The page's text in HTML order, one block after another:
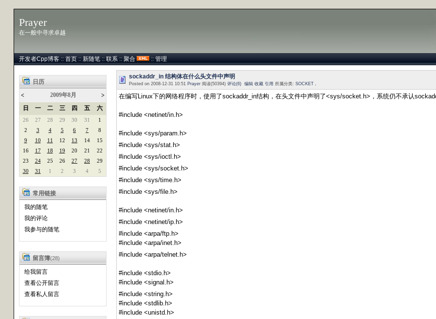
Prayer
在一般中寻求卓越
开发者Cpp博客 :: 首页 :: 新随笔 :: 联系 :: 聚合 :: 管理
日历
<
2009年8月
>
日
一 二 三 四 五 六
26 27 28 29 30 31
1
2
3 4 5 6 7
8
9
10 11 12 13 14
15
16
17 18 19 20 21
22
23
24 25 26 27 28
29
30
31 1 2 3 4 5
常用链接
我的随笔
我的评论
我参与的随笔
留言簿(28)
给我留言
查看公开留言
查看私人留言
sockaddr_in 结构体在什么头文件中声明
Posted on 2008-12-31 10:51 Prayer 阅读(50394) 评论(6) 编辑 收藏 引用 所属分类: SOCKET
在编写Linux下的网络程序时，使用了sockaddr_in结构，在头文件中声明了<sys/socket.h>， 系统仍不承认
#include <netinet/in.h>
#include <sys/param.h>
#include <sys/stat.h>
#include <sys/ioctl.h>
#include <sys/socket.h>
#include <sys/time.h>
#include <sys/file.h>
#include <netinet/in.h>
#include <netinet/ip.h>
#include <arpa/ftp.h>
#include <arpa/inet.h>
#include <arpa/telnet.h>
#include <stdio.h>
#include <signal.h>
#include <string.h>
#include <stdlib.h>
#include <unistd.h>